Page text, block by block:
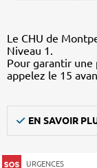
Le CHU de
Niveau 1.
Pour garantir une
appelez le 15
EN SAVOIR
URGENCES